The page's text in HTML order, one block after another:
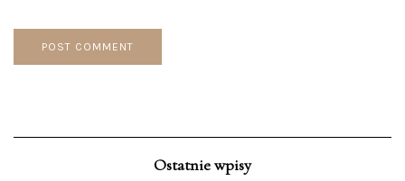
Ostatnie wpisy